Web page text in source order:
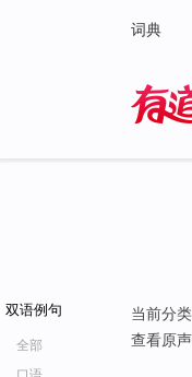
词典
双语例句
全部
当前分
查看原